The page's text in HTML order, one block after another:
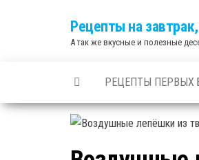
Рецепты на
А так же вкусные и полезные
РЕЦЕПТЫ ПЕРВЫХ